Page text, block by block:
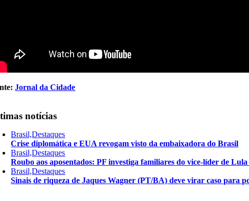
Jornal da Cidade
notícias
Brasil,Destaques
Crise diplomática e EUA revogam visto da embaixadora do Brasil
Brasil,Destaques
Roubo aos aposentados: PF investiga familiares do vice-líder de
Brasil,Destaques
Sinais de riqueza de Jaques Wagner (PT/BA) deve virar caso para